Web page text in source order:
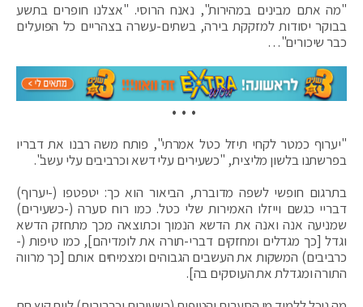
"מה אתם מבינים במהירות", נאנח הרוסי. "אצלנו חופרים בתשע
בבוקר יסודות למזקקת בירה, בשתים-עשרה בצהריים כל הפועלים
כבר שיכורים"…
• • •
"יערוף כמטר לקחי תיזל כטל אמרתי", פותח משה רבנו את דבריו
בפרשתנו בלשון מליצית, "כשעירים עלי דשא וכרביבים עלי עשב".
בתרגום חופשי לשפה מדוברת, הביאור הוא כך: יטפטפו (-יערוף)
דבריי כגשם וייזלו האמירות שלי כטל. כמו רוח סערה (-כשעירים)
שמניעה אנה ואנה את הדשא הנמוך וכתוצאה מכך מתחזק הדשא
וגדל [כך מגדלים ומחזקים דברי-תורה את לומדיהם], כמו טיפות (-
כרביבים) המשקות את העשבים הגבוהים ומצמיחים אותם [כך מרווה
התורה ומגדלת את העוסקים בה].